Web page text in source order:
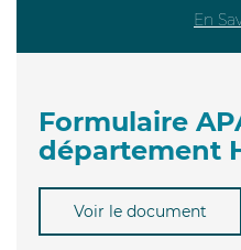
En
Formulaire
département
Voir le document